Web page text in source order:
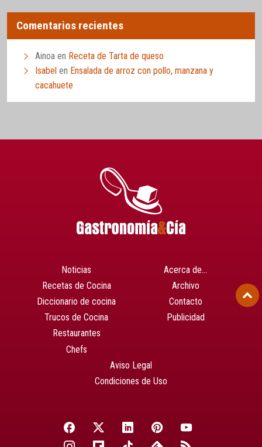
Comentarios recientes
Ainoa en Receta de Tarta de queso
Isabel en Ensalada de arroz con pollo, manzana y
cacahuete
Noticias
Recetas de Cocina
Diccionario de cocina
Trucos de Cocina
Restaurantes
Chefs
Acerca de…
Archivo
Contacto
Publicidad
Aviso Legal
Condiciones de Uso